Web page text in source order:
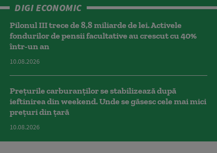
DIGI ECONOMIC
Pilonul III trece de 8,8 miliarde de lei. Activele
fondurilor de pensii facultative au crescut cu 40%
într-un an
10.08.2026
Prețurile carburanților se stabilizează după
ieftinirea din weekend. Unde se găsesc cele mai mici
prețuri din țară
10.08.2026